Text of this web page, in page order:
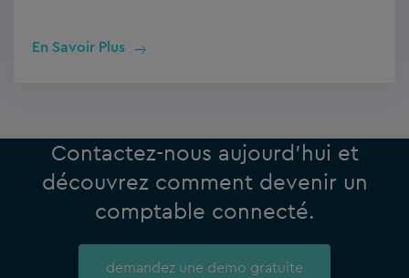
En Savoir Plus
Contactez-nous aujourd’hui et
découvrez comment devenir un
comptable connecté.
demandez une demo gratuite